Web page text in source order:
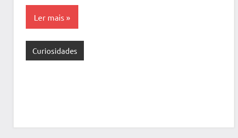
Ler mais
Curiosidades